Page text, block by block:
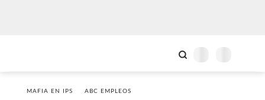
MAFIA EN IPS ABC EMPLEOS